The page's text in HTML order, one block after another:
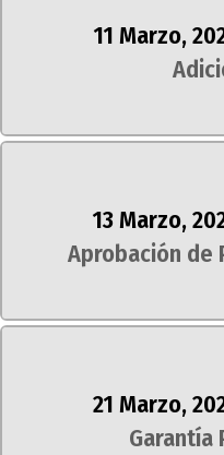
11 Marzo,
13 Marzo,
Aprobación de
21 Marzo,
Garantía